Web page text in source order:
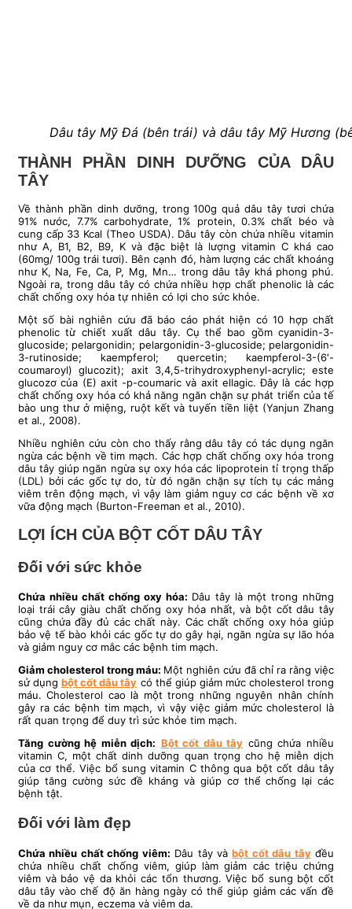
Dâu tây Mỹ Đá (bên trái) và dâu tây Mỹ Hương
THÀNH PHẦN DINH DƯỠNG CỦA DÂU
TÂY
Về thành phần dinh dưỡng, trong 100g quả dâu tây tươi chứa
91% nước, 7.7% carbohydrate, 1% protein, 0.3% chất béo và
cung cấp 33 Kcal (Theo USDA). Dâu tây còn chứa nhiều vitamin
như A, B1, B2, B9, K và đặc biệt là lượng vitamin C khá cao
(60mg/ 100g trái tươi). Bên cạnh đó, hàm lượng các chất khoáng
như K, Na, Fe, Ca, P, Mg, Mn… trong dâu tây khá phong phú.
Ngoài ra, trong dâu tây có chứa nhiều hợp chất phenolic là các
chất chống oxy hóa tự nhiên có lợi cho sức khỏe.
Một số bài nghiên cứu đã báo cáo phát hiện có 10 hợp chất
phenolic từ chiết xuất dâu tây. Cụ thể bao gồm cyanidin-3-
glucoside; pelargonidin; pelargonidin-3-glucoside; pelargonidin-
3-rutinoside; kaempferol; quercetin; kaempferol-3-(6′-
coumaroyl) glucozit); axit 3,4,5-trihydroxyphenyl-acrylic; este
glucozơ của (E) axit -p-coumaric và axit ellagic. Đây là các hợp
chất chống oxy hóa có khả năng ngăn chặn sự phát triển của tế
bào ung thư ở miệng, ruột kết và tuyến tiền liệt (Yanjun Zhang
et al., 2008).
Nhiều nghiên cứu còn cho thấy rằng dâu tây có tác dụng ngăn
ngừa các bệnh về tim mạch. Các hợp chất chống oxy hóa trong
dâu tây giúp ngăn ngừa sự oxy hóa các lipoprotein tỉ trọng thấp
(LDL) bởi các gốc tự do, từ đó ngăn chặn sự tích tụ các mảng
viêm trên động mạch, vì vậy làm giảm nguy cơ các bệnh về xơ
vữa động mạch (Burton-Freeman et al., 2010).
LỢI ÍCH CỦA BỘT CỐT DÂU TÂY
Đối với sức khỏe
Chứa nhiều chất chống oxy hóa: Dâu tây là một trong những
loại trái cây giàu chất chống oxy hóa nhất, và bột cốt dâu tây
cũng chứa đầy đủ các chất này. Các chất chống oxy hóa giúp
bảo vệ tế bào khỏi các gốc tự do gây hại, ngăn ngừa sự lão hóa
và giảm nguy cơ mắc các bệnh tim mạch.
Giảm cholesterol trong máu: Một nghiên cứu đã chỉ ra rằng việc
sử dụngbột cốt dâu tây có thể giúp giảm mức cholesterol trong
máu. Cholesterol cao là một trong những nguyên nhân chính
gây ra các bệnh tim mạch, vì vậy việc giảm mức cholesterol là
rất quan trọng để duy trì sức khỏe tim mạch.
Tăng cường hệ miễn dịch: Bột cốt dâu tây cũng chứa nhiều
vitamin C, một chất dinh dưỡng quan trọng cho hệ miễn dịch
của cơ thể. Việc bổ sung vitamin C thông qua bột cốt dâu tây
giúp tăng cường sức đề kháng và giúp cơ thể chống lại các
bệnh tật.
Đối với làm đẹp
Chứa nhiều chất chống viêm: Dâu tây vàbột cốt dâu tâyđều
chứa nhiều chất chống viêm, giúp làm giảm các triệu chứng
viêm và bảo vệ da khỏi các tổn thương. Việc bổ sung bột cốt
dâu tây vào chế độ ăn hàng ngày có thể giúp giảm các vấn đề
về da như mụn, eczema và viêm da.